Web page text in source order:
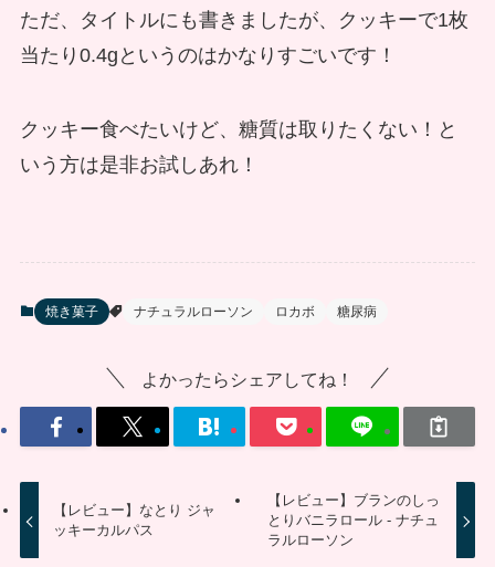
ただ、タイトルにも書きましたが、クッキーで1枚
当たり0.4gというのはかなりすごいです！
クッキー食べたいけど、糖質は取りたくない！と
いう方は是非お試しあれ！
焼き菓子 ナチュラルローソン ロカボ 糖尿病
よかったらシェアしてね！
【レビュー】なとり ジャ
ッキーカルパス
【レビュー】ブランのしっ
とりバニラロール - ナチュ
ラルローソン